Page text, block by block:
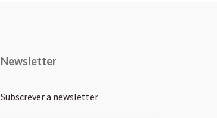
Newsletter
Subscrever a newsletter